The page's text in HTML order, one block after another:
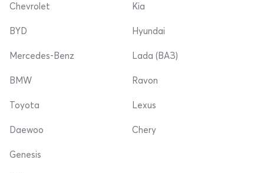
Chevrolet
BYD
Mercedes-Benz
Kia
Hyundai
Lada (ВАЗ)
BMW
Toyota
Daewoo
Ravon
Lexus
Chery
Genesis